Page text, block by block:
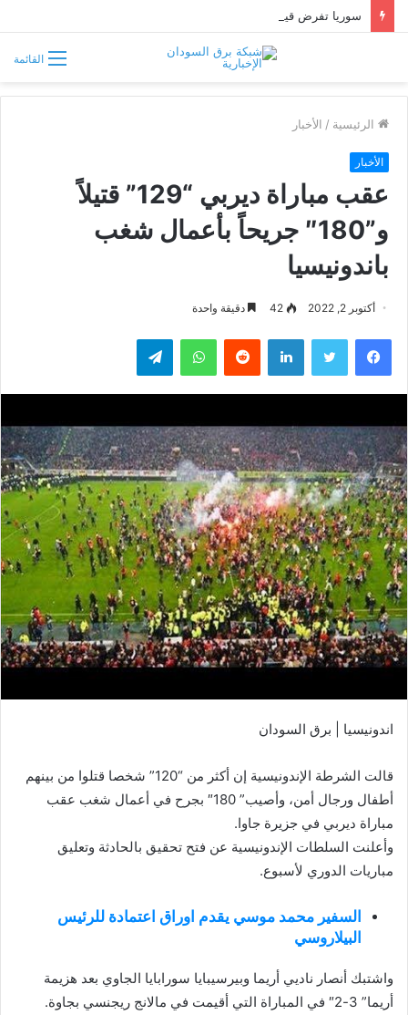
القائمة
الرئيسية / الأخبار
الأخبار
عقب مباراة ديربي “129” قتيلاً
و”180″ جريحاً بأعمال شغب
باندونيسيا
أكتوبر 2, 2022 42 دقيقة واحدة
فيسبوك تويتر لينكدإن واتساب تيلقرام
اندونيسيا | برق السودان
قالت الشرطة الإندونيسية إن أكثر من “120” شخصا قتلوا من بينهم
أطفال ورجال أمن، وأصيب” 180″ بجرح في أعمال شغب عقب
مباراة ديربي في جزيرة جاوا.
وأعلنت السلطات الإندونيسية عن فتح تحقيق بالحادثة وتعليق
مباريات الدوري لأسبوع.
السفير محمد موسي يقدم اوراق اعتمادة للرئيس
البيلاروسي
واشتبك أنصار ناديي أريما وبيرسيبايا سورابايا الجاوي بعد هزيمة
أريما” 3-2″ في المباراة التي أقيمت في مالانج ريجنسي بجاوة.